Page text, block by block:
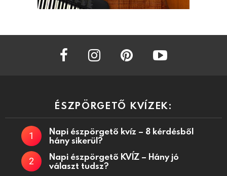
facebook instagram
ÉSZPÖRGETŐ KVÍZEK:
Napi észpörgető kvíz – 8 kérdésből
hány sikerül?
Napi észpörgető KVÍZ – Hány jó
választ tudsz?